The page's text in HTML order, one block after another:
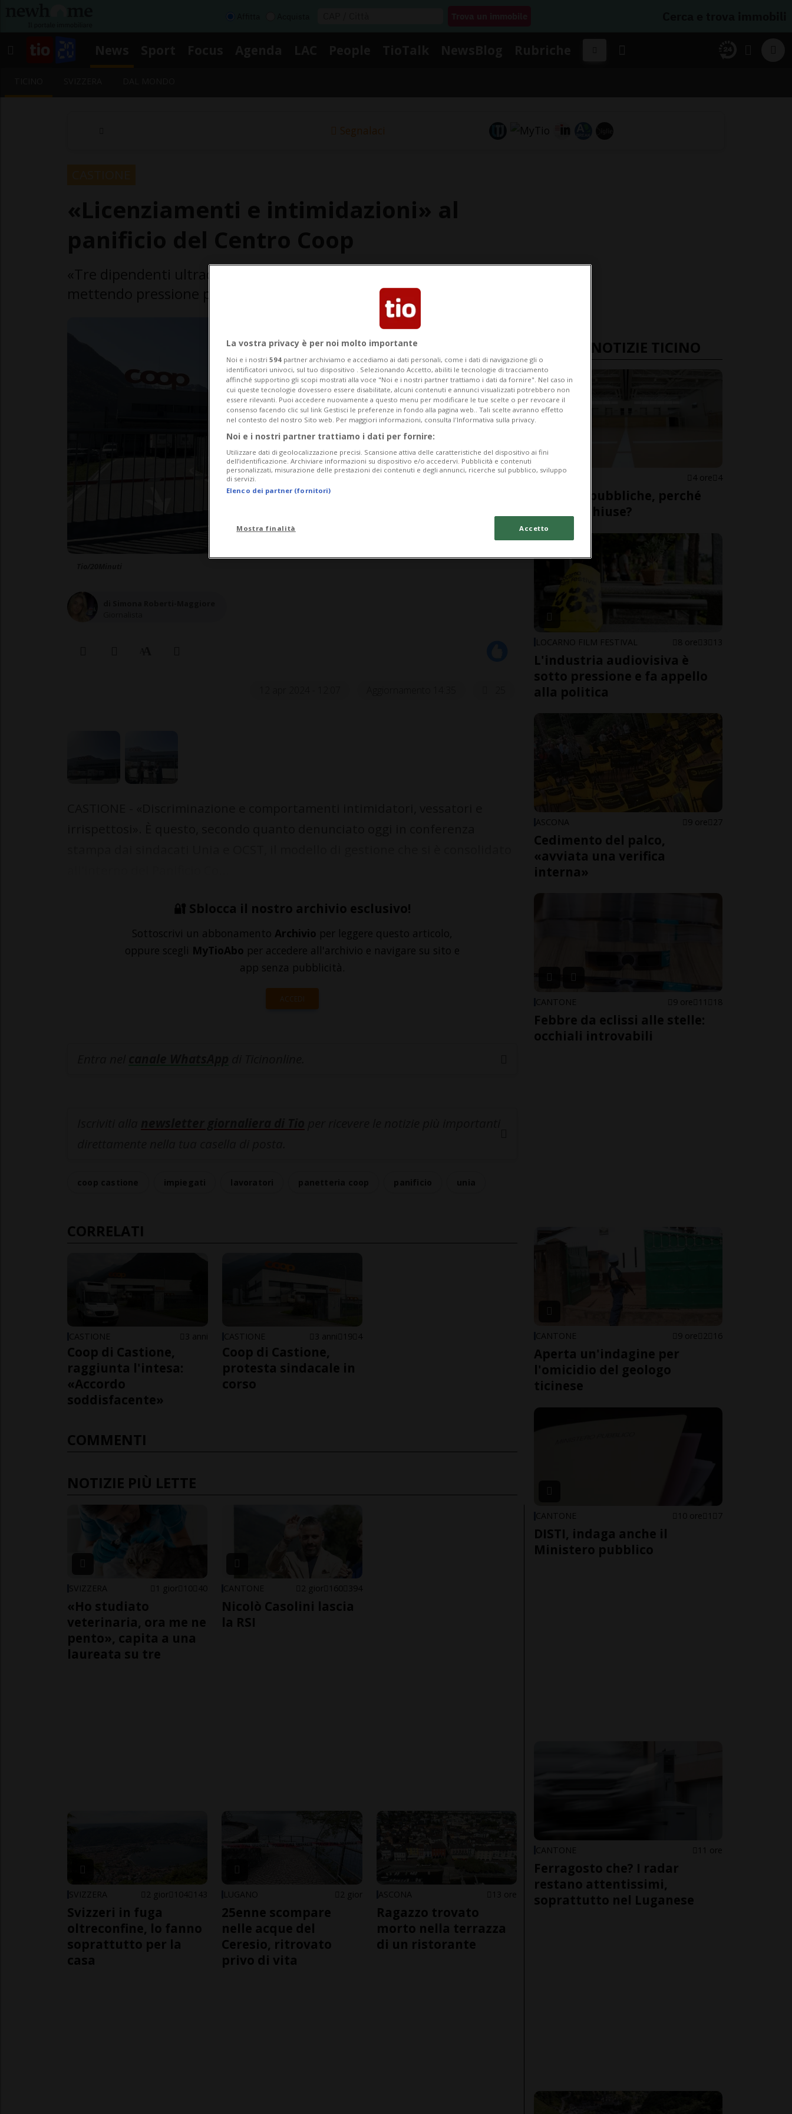
Segnalaci
mettendo pressione per disincentivare le proteste», denuncia Unia.
🔐 Sblocca il nostro archivio esclusivo!
Sottoscrivi un abbonamento Archivio per leggere questo articolo,
oppure scegli MyTioAbo per accedere all'archivio e navigare su sito e
app senza pubblicità.
ACCEDI
CORRELATI
CASTIONE 3 anni
Coop di Castione,
raggiunta l'intesa:
«Accordo
soddisfacente»
CASTIONE 3 anni 19 4
Coop di Castione,
protesta sindacale in
corso
COMMENTI
NOTIZIE PIÙ LETTE
SVIZZERA 1 gior 10 40
«Ho studiato
veterinaria, ora me ne
pento», capita a una
laureata su tre
CANTONE 2 gior 160 394
Nicolò Casolini lascia
la RSI
SVIZZERA 2 gior 104 143
Svizzeri in fuga
oltreconfine, lo fanno
soprattutto per la
casa
LUGANO 2 gior
25enne scompare
nelle acque del
Ceresio, ritrovato
privo di vita
ASCONA 13 ore
Ragazzo trovato
morto nella terrazza
di un ristorante
ULTIME NOTIZIE TICINO
CANTONE 4 ore 4
Palestre pubbliche, perché
restano chiuse?
LOCARNO FILM FESTIVAL 8 ore 3 13
L'industria audiovisiva è
sotto pressione e fa appello
alla politica
ASCONA 9 ore 27
Cedimento del palco,
«avviata una verifica
interna»
CANTONE 9 ore 11 18
Febbre da eclissi alle stelle:
occhiali introvabili
CANTONE 9 ore 2 16
Aperta un'indagine per
l'omicidio del geologo
ticinese
CANTONE 10 ore 1 7
DISTI, indaga anche il
Ministero pubblico
CANTONE 11 ore
Ferragosto che? I radar
restano attentissimi,
soprattutto nel Luganese
La vostra privacy è per noi molto importante
Noi e i nostri 594 partner archiviamo e accediamo ai dati personali, come i dati di navigazione gli o
identificatori univoci, sul tuo dispositivo . Selezionando Accetto, abiliti le tecnologie di tracciamento
affinché supportino gli scopi mostrati alla voce "Noi e i nostri partner trattiamo i dati da fornire". Nel caso in
cui queste tecnologie dovessero essere disabilitate, alcuni contenuti e annunci visualizzati potrebbero non
essere rilevanti. Puoi accedere nuovamente a questo menu per modificare le tue scelte o per revocare il
consenso facendo clic sul link Gestisci le preferenze in fondo alla pagina web.. Tali scelte avranno effetto
nel contesto del nostro Sito web. Per maggiori informazioni, consulta l'Informativa sulla privacy.
Noi e i nostri partner trattiamo i dati per fornire:
Utilizzare dati di geolocalizzazione precisi. Scansione attiva delle caratteristiche del dispositivo ai fini
dell’identificazione. Archiviare informazioni su dispositivo e/o accedervi. Pubblicità e contenuti
personalizzati, misurazione delle prestazioni dei contenuti e degli annunci, ricerche sul pubblico, sviluppo
di servizi.
Elenco dei partner (fornitori)
Mostra finalità Accetto